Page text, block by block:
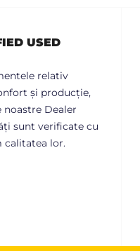
USED
relativ
și producție,
Dealer
sunt verificate cu
calitatea lor.